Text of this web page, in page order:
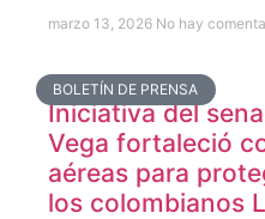
marzo 13, 2026 No hay
BOLETÍN DE PRENSA
Iniciativa del
Vega fortaleció
aéreas para
los colombianos